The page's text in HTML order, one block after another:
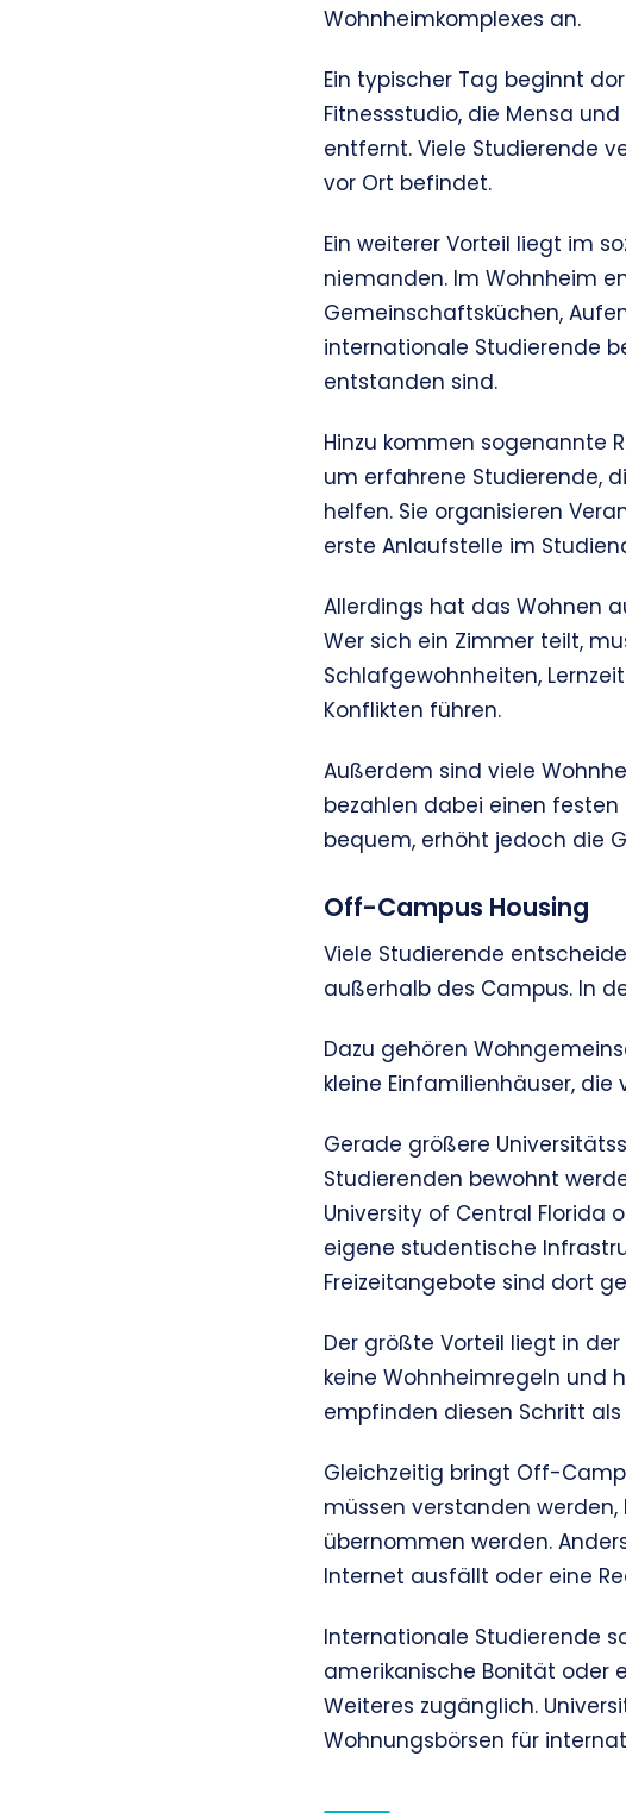
Wohnheimkomplexes an.
Ein typischer Tag beginnt
Fitnessstudio, die Mensa
entfernt. Viele Studierende
vor Ort befindet.
Ein weiterer Vorteil liegt im
niemanden. Im Wohnheim
Gemeinschaftsküchen,
internationale Studierende
entstanden sind.
Hinzu kommen sogenannte
um erfahrene Studierende,
helfen. Sie organisieren
erste Anlaufstelle im
Allerdings hat das Wohnen
Wer sich ein Zimmer teilt,
Schlafgewohnheiten,
Konflikten führen.
Außerdem sind viele
bezahlen dabei einen festen
bequem, erhöht jedoch die
Off-Campus Housing
Viele Studierende
außerhalb des Campus. In
Dazu gehören
kleine Einfamilienhäuser,
Gerade größere
Studierenden bewohnt
University of Central Florida
eigene studentische
Freizeitangebote sind dort
Der größte Vorteil liegt in
keine Wohnheimregeln und
empfinden diesen Schritt
Gleichzeitig bringt Off-
müssen verstanden
übernommen werden.
Internet ausfällt oder eine
Internationale Studierende
amerikanische Bonität oder
Weiteres zugänglich.
Wohnungsbörsen für